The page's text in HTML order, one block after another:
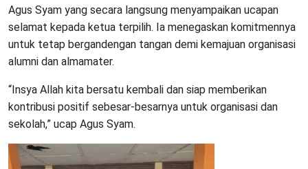
Agus Syam yang secara langsung menyampaikan ucapan
selamat kepada ketua terpilih. Ia menegaskan komitmennya
untuk tetap bergandengan tangan demi kemajuan organisasi
alumni dan almamater.
“Insya Allah kita bersatu kembali dan siap memberikan
kontribusi positif sebesar-besarnya untuk organisasi dan
sekolah,” ucap Agus Syam.